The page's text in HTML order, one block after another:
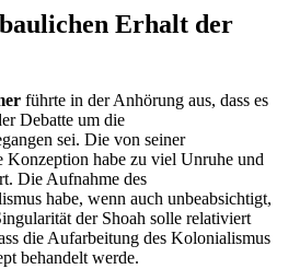
Erhalt der
führte in der Anhörung aus, dass es
Debatte um die
sei. Die von seiner
Konzeption habe zu viel Unruhe und
Die Aufnahme des
habe, wenn auch unbeabsichtigt,
der Shoah solle relativiert
die Aufarbeitung des Kolonialismus
behandelt werde.